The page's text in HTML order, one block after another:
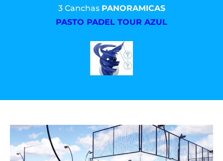
3 Canchas PANORAMICAS
PASTO PADEL TOUR AZUL